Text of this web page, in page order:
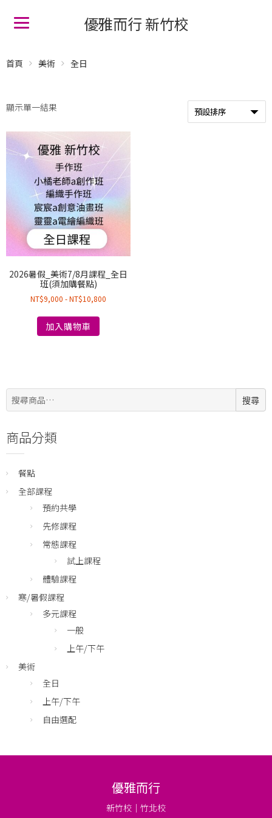
優雅而行 新竹校
首頁 美術 全日
顯示單一結果
2026暑假_美術7/8月課程_全日
班(須加購餐點)
NT$9,000 -NT$10,800
加入購物車
搜
尋:
搜尋
商品分類
餐點
全部課程
預約共學
先修課程
常態課程
試上課程
體驗課程
寒/暑假課程
多元課程
一般
上午/下午
美術
全日
上午/下午
自由選配
優雅而行
新竹校｜竹北校